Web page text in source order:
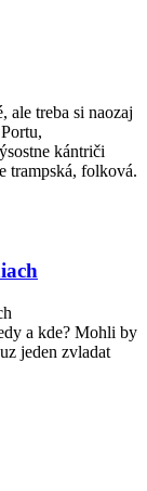
ale treba si naozaj
kántriči
trampská, folková.
a kde? Mohli by
jeden zvladat